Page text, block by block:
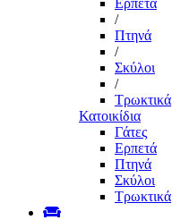
Ερπετά
/
Πτηνά
/
Σκύλοι
/
Τρωκτικά
Κατοικίδια
Γάτες
Ερπετά
Πτηνά
Σκύλοι
Τρωκτικά